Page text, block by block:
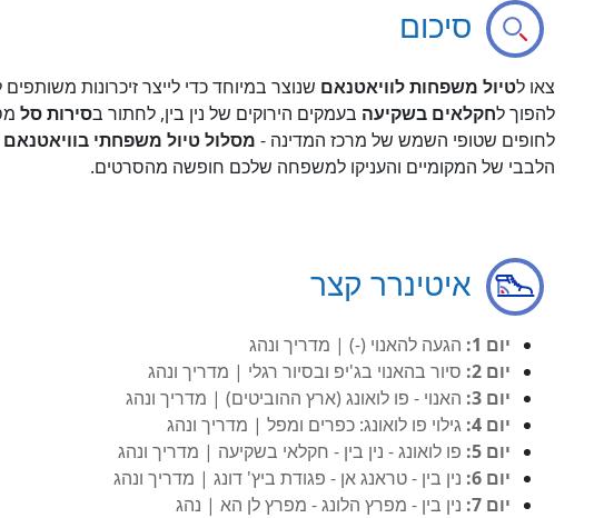
סיכום
צאו לטיול משפחות לוויאטנאם שנוצר במיוחד כדי לייצר זיכרונות
להפוך לחקלאים בשקיעה בעמקים הירוקים של נין בין, לחתור בסירות סל
לחופים שטופי השמש של מרכז המדינה - מסלול טיול משפחתי בוויאטנאם
הלבבי של המקומיים והעניקו למשפחה שלכם חופשה מהסרטים.
איטינרר קצר
יום 1:
הגעה להאנוי (-) | מדריך ונהג
יום 2:
סיור בהאנוי בג'יפ ובסיור רגלי | מדריך ונהג
יום 3:
האנוי - פו לואונג (ארץ ההוביטים) | מדריך ונהג
יום 4:
גילוי פו לואונג: כפרים ומפל | מדריך ונהג
יום 5:
פו לואונג - נין בין - חקלאי בשקיעה | מדריך ונהג
יום 6:
נין בין - טראנג אן - פגודת ביץ' דונג | מדריך ונהג
יום 7:
נין בין - מפרץ הלונג - מפרץ לן הא | נהג